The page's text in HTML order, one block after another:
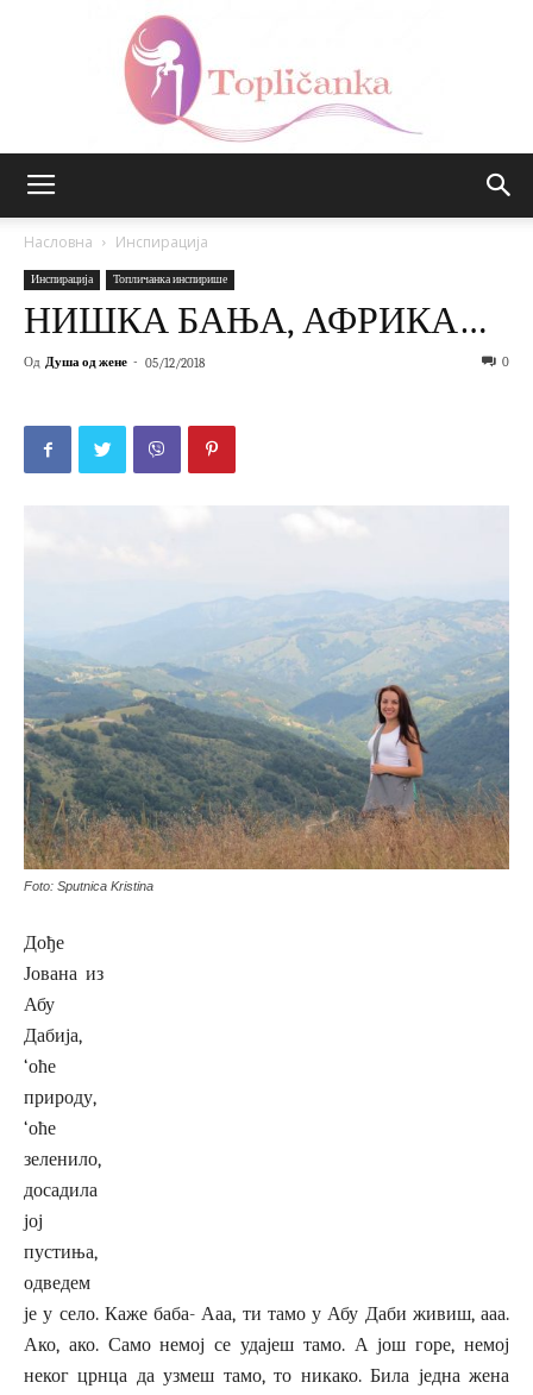
Насловна Инспирација
Инспирација Топличанка инспирише
НИШКА БАЊА, АФРИКА…
Од Душа од жене - 05/12/2018 0
Foto: Sputnica Kristina
Дође
Јована из
Абу
Дабија,
‘оће
природу,
‘оће
зеленило,
досадила
јој
пустиња,
одведем
је у село. Каже баба- Ааа, ти тамо у Абу Даби живиш, ааа.
Ако, ако. Само немој се удајеш тамо. А још горе, немој
неког црнца да узмеш тамо, то никако. Била једна жена